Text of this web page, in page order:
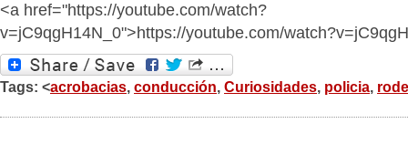
<a href="https://youtube.com/watch?
v=jC9qgH14N_0">https://youtube.com/
Tags: <acrobacias, conducción, Curiosidades, policia,